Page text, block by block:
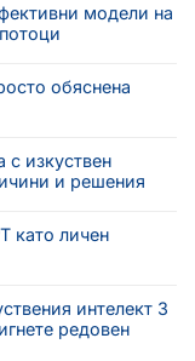
модели на
обяснена
изкуствен
и решения
като личен
интелект 3
редовен